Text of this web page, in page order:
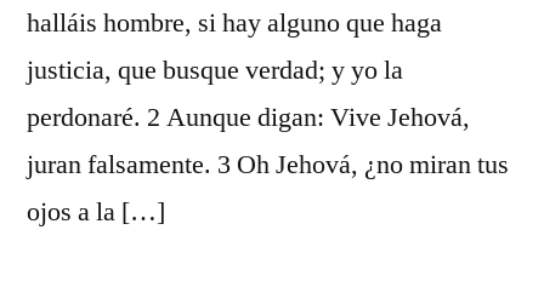
halláis hombre, si hay alguno que haga
justicia, que busque verdad; y yo la
perdonaré. 2 Aunque digan: Vive Jehová,
juran falsamente. 3 Oh Jehová, ¿no miran tus
ojos a la […]